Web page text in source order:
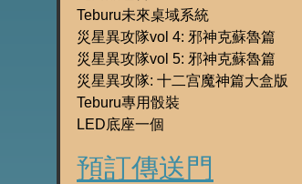
Teburu未來桌域系統
災星異攻隊vol 4: 邪神克蘇魯篇
災星異攻隊vol 5: 邪神克蘇魯篇
災星異攻隊: 十二宫魔神篇大盒版
Teburu專用骰裝
LED底座一個
預訂傳送門